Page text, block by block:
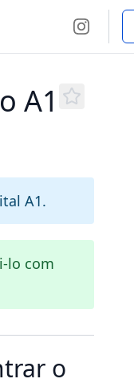
A1
A1.
lo com
o